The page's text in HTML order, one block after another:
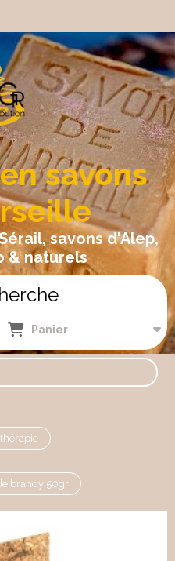
savons
savons d'Alep,
& naturels
Panier
brandy 50gr